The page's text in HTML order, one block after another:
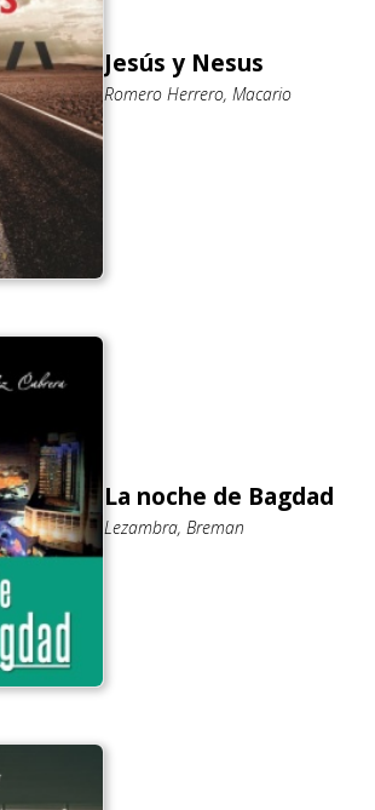
Jesús y Nesus
Romero Herrero, Macario
La noche de Bagdad
Lezambra, Breman